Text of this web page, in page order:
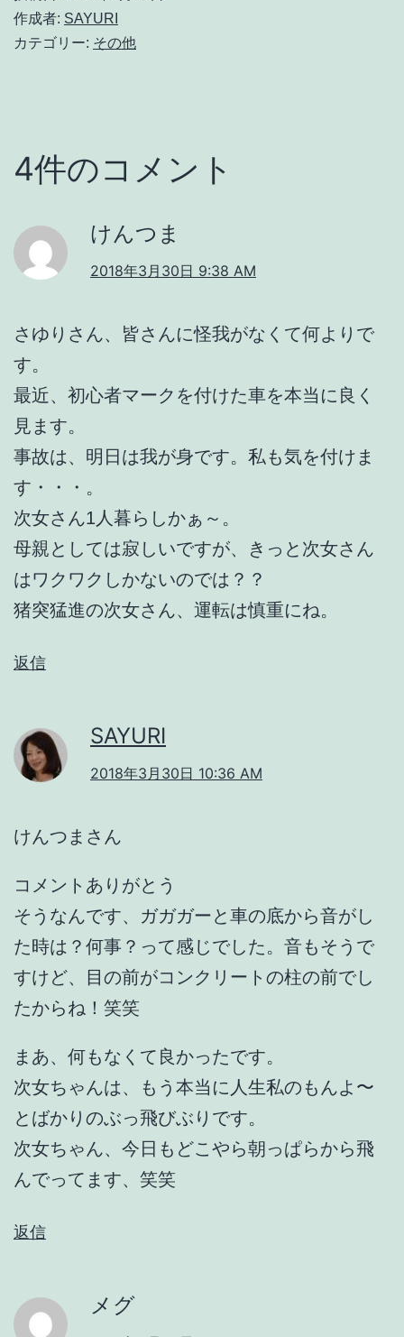
作成者: SAYURI
カテゴリー: その他
4件のコメント
けんつま
2018年3月30日 9:38 AM
さゆりさん、皆さんに怪我がなくて何よりで
す。
最近、初心者マークを付けた車を本当に良く
見ます。
事故は、明日は我が身です。私も気を付けま
す・・・。
次女さん1人暮らしかぁ～。
母親としては寂しいですが、きっと次女さん
はワクワクしかないのでは？？
猪突猛進の次女さん、運転は慎重にね。
返信
SAYURI
2018年3月30日 10:36 AM
けんつまさん
コメントありがとう
そうなんです、ガガガーと車の底から音がし
た時は？何事？って感じでした。音もそうで
すけど、目の前がコンクリートの柱の前でし
たからね！笑笑
まあ、何もなくて良かったです。
次女ちゃんは、もう本当に人生私のもんよ〜
とばかりのぶっ飛びぶりです。
次女ちゃん、今日もどこやら朝っぱらから飛
んでってます、笑笑
返信
メグ